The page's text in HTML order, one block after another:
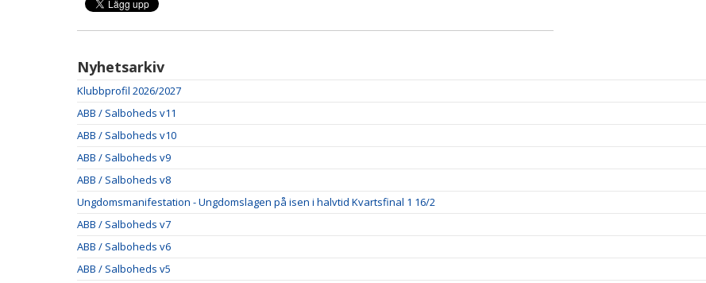
Nyhetsarkiv
Klubbprofil 2026/2027
ABB / Salboheds v11
ABB / Salboheds v10
ABB / Salboheds v9
ABB / Salboheds v8
Ungdomsmanifestation - Ungdomslagen på isen i halvtid Kvartsfinal 1 16/2
ABB / Salboheds v7
ABB / Salboheds v6
ABB / Salboheds v5